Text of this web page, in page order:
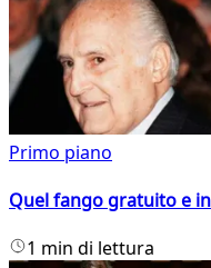
Primo piano
Quel fango gratuito e
1 min di lettura